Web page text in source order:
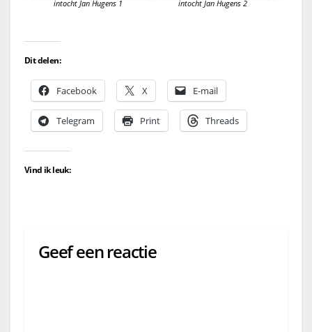
intocht Jan Hugens 1 intocht Jan Hugens 2
Dit delen:
Facebook X E-mail
Telegram Print Threads
Vind ik leuk:
Geef een reactie